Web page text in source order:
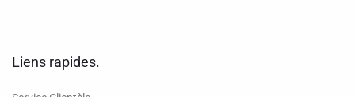
Liens rapides.